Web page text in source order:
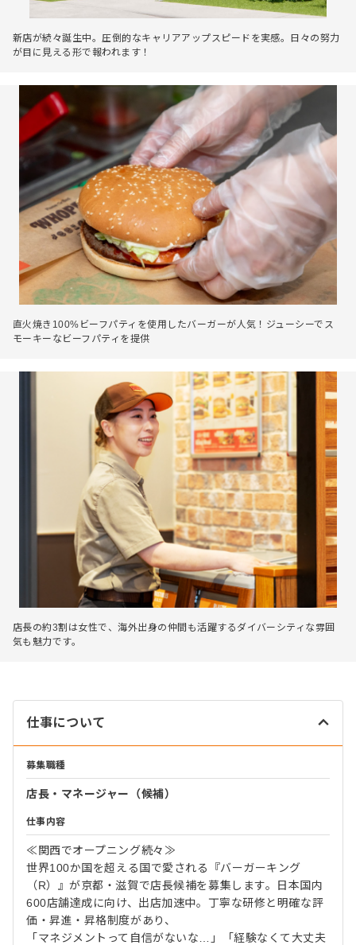
新店が続々誕生中。圧倒的なキャリアアップスピードを実感。日々の努力
が目に見える形で報われます！
直火焼き100%ビーフパティを使用したバーガーが人気！ジューシーでス
モーキーなビーフパティを提供
店長の約3割は女性で、海外出身の仲間も活躍するダイバーシティな雰囲
気も魅力です。
仕事について
募集職種
店長・マネージャー（候補）
仕事内容
≪関西でオープニング続々≫
世界100か国を超える国で愛される『バーガーキング
（R）』が京都・滋賀で店長候補を募集します。日本国内
600店舗達成に向け、出店加速中。丁寧な研修と明確な評
価・昇進・昇格制度があり、
「マネジメントって自信がないな…」「経験なくて大丈夫